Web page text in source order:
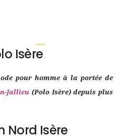
Nord Isère
Isère
pour homme à la portée de
Jallieu (Polo Isère) depuis plus